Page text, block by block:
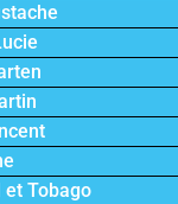
Tobago